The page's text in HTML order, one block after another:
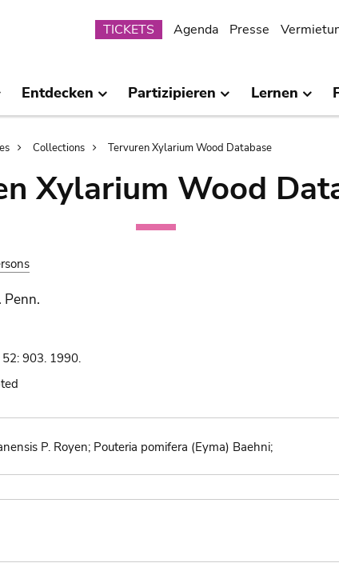
Submenu
TICKETS Agenda Presse
Entdecken Partizipieren Lernen
Collections Tervuren Xylarium Wood Database
Xylarium Wood
Penn.
903. 1990.
P. Royen; Pouteria pomifera (Eyma) Baehni;